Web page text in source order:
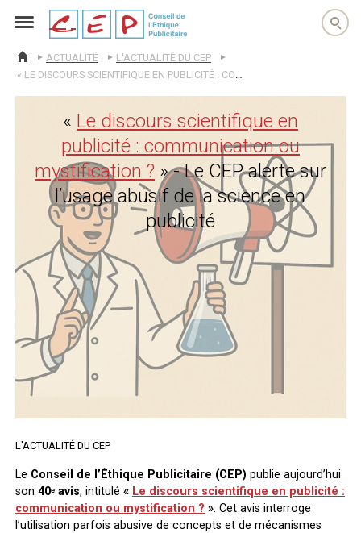
cep
ACCUEIL
ACTUALITÉ
L'ACTUALITÉ DU CEP
« LE DISCOURS SCIENTIFIQUE EN PUBLICITÉ : COMMUNICATION OU MYSTIFICATION ? » – LE CEP ALERTE SUR L’USAGE ABUSIF DE LA SCIENCE EN PUBLICITÉ
« Le discours scientifique en
publicité : communication ou
mystification ? » - Le CEP alerte sur
l’usage abusif de la science en
publicité
L'ACTUALITÉ DU CEP
Le Conseil de l’Éthique Publicitaire (CEP) publie aujourd’hui
son 40ᵉ avis, intitulé « Le discours scientifique en publicité :
communication ou mystification ? ». Cet avis interroge
l’utilisation parfois abusive de concepts et de mécanismes